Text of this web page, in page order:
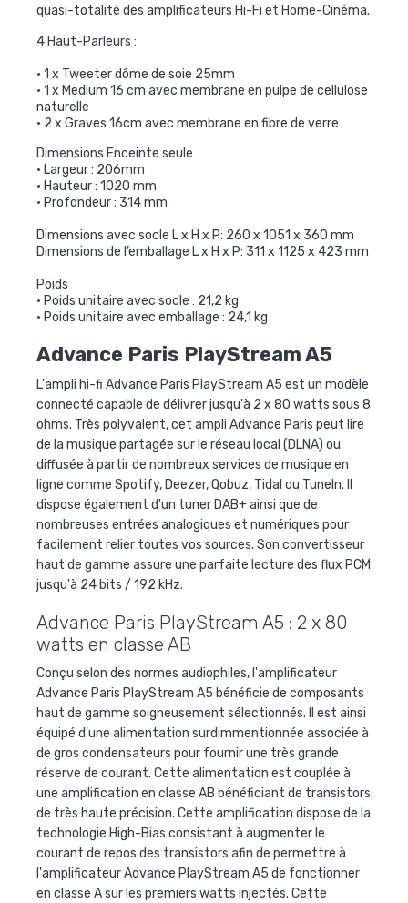
quasi-totalité des amplificateurs Hi-Fi et Home-Cinéma.
4 Haut-Parleurs :
• 1 x Tweeter dôme de soie 25mm
• 1 x Medium 16 cm avec membrane en pulpe de cellulose
naturelle
• 2 x Graves 16cm avec membrane en fibre de verre
Dimensions Enceinte seule
• Largeur : 206mm
• Hauteur : 1020 mm
• Profondeur : 314 mm
Dimensions avec socle L x H x P: 260 x 1051 x 360 mm
Dimensions de l’emballage L x H x P: 311 x 1125 x 423 mm
Poids
• Poids unitaire avec socle : 21,2 kg
• Poids unitaire avec emballage : 24,1 kg
Advance Paris PlayStream A5
L'ampli hi-fi Advance Paris PlayStream A5 est un modèle
connecté capable de délivrer jusqu'à 2 x 80 watts sous 8
ohms. Très polyvalent, cet ampli Advance Paris peut lire
de la musique partagée sur le réseau local (DLNA) ou
diffusée à partir de nombreux services de musique en
ligne comme Spotify, Deezer, Qobuz, Tidal ou TuneIn. Il
dispose également d'un tuner DAB+ ainsi que de
nombreuses entrées analogiques et numériques pour
facilement relier toutes vos sources. Son convertisseur
haut de gamme assure une parfaite lecture des flux PCM
jusqu'à 24 bits / 192 kHz.
Advance Paris PlayStream A5 : 2 x 80
watts en classe AB
Conçu selon des normes audiophiles, l'amplificateur
Advance Paris PlayStream A5 bénéficie de composants
haut de gamme soigneusement sélectionnés. Il est ainsi
équipé d'une alimentation surdimmentionnée associée à
de gros condensateurs pour fournir une très grande
réserve de courant. Cette alimentation est couplée à
une amplification en classe AB bénéficiant de transistors
de très haute précision. Cette amplification dispose de la
technologie High-Bias consistant à augmenter le
courant de repos des transistors afin de permettre à
l'amplificateur Advance PlayStream A5 de fonctionner
en classe A sur les premiers watts injectés. Cette